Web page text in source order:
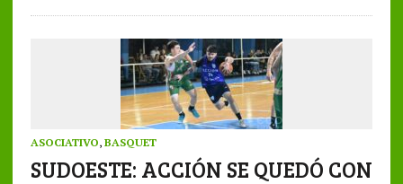
ASOCIATIVO, BASQUET
SUDOESTE: ACCIÓN SE QUEDÓ CON